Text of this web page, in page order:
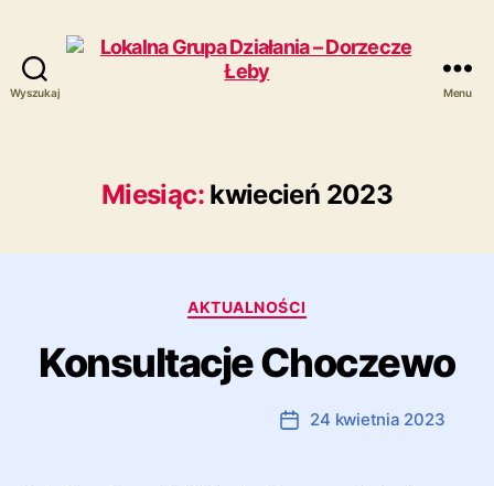
Wyszukaj
-
Dorzecze
Menu
Miesiąc: kwiecień 2023
Kategorie
AKTUALNOŚCI
Konsultacje Choczewo
Data24 kwietnia 2023